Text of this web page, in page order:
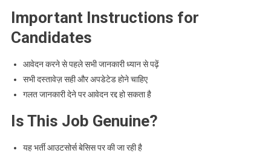
Important Instructions for
Candidates
आवेदन करने से पहले सभी जानकारी ध्यान से पढ़ें
सभी दस्तावेज़ सही और अपडेटेड होने चाहिए
गलत जानकारी देने पर आवेदन रद्द हो सकता है
Is This Job Genuine?
यह भर्ती आउटसोर्स बेसिस पर की जा रही है